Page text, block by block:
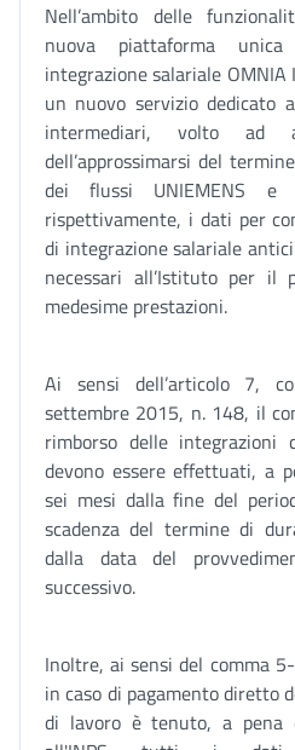
Nell’ambito delle
nuova piattaforma
integrazione salariale
un nuovo servizio dedicato
intermediari, volto ad
dell’approssimarsi del
dei flussi UNIEMENS e
rispettivamente, i dati per
di integrazione salariale
necessari all’Istituto per il
medesime prestazioni.
Ai sensi dell’articolo 7,
settembre 2015, n. 148, il
rimborso delle integrazioni
devono essere effettuati, a
sei mesi dalla fine del
scadenza del termine di
dalla data del
successivo.
Inoltre, ai sensi del comma
in caso di pagamento diretto
di lavoro è tenuto, a pena